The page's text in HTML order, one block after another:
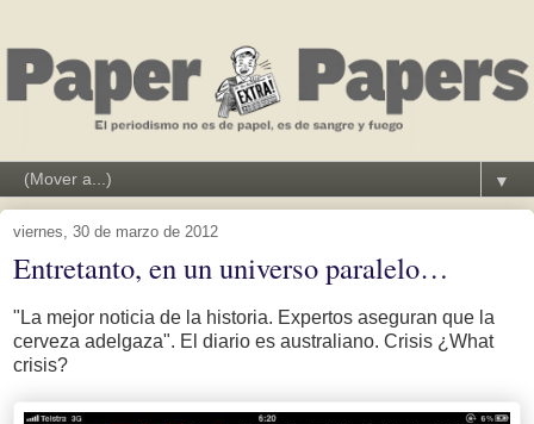
▼
viernes, 30 de marzo de 2012
Entretanto, en un universo paralelo…
"La mejor noticia de la historia. Expertos aseguran que la
cerveza adelgaza". El diario es australiano. Crisis ¿What
crisis?